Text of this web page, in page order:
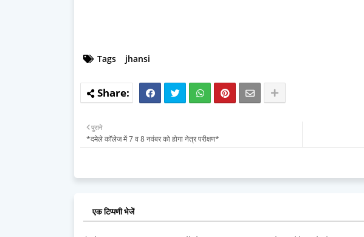
Tags jhansi
पुराने
*दमेले कॉलेज में 7 व 8 नवंबर को होगा नेत्र परीक्षण*
एक टिप्पणी भेजें